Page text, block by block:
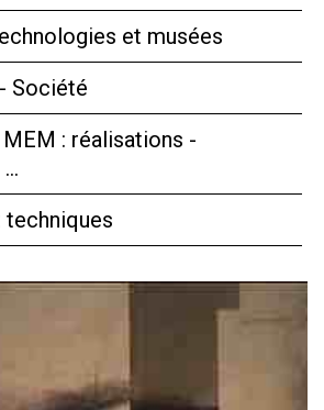
et musées
Société
: réalisations -
…